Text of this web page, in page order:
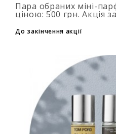
Пара обраних міні-
ціною: 500 грн. Акція
флаконів у кошик.
обмежена..
До закінчення акції